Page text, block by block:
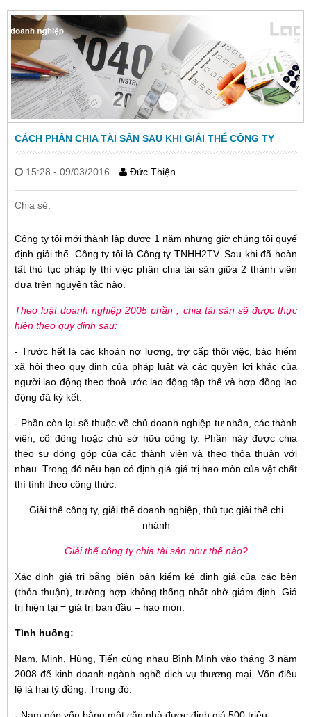
Item 0Item 1Item 2Item 3Item 4Item 5
CÁCH PHÂN CHIA TÀI SẢN SAU KHI GIẢI THỂ CÔNG TY
15:28 - 09/03/2016 Đức Thiện
Chia sẻ:
Công ty tôi mới thành lập được 1 năm nhưng giờ chúng tôi quyế
định giải thể. Công ty tôi là Công ty TNHH2TV. Sau khi đã hoàn
tất thủ tục pháp lý thì việc phân chia tài sản giữa 2 thành viên
dựa trên nguyên tắc nào.
Theo luật doanh nghiệp 2005 phần , chia tài sản sẽ được thực
hiện theo quy định sau:
- Trước hết là các khoản nợ lương, trợ cấp thôi việc, bảo hiểm
xã hội theo quy định của pháp luật và các quyền lợi khác của
người lao động theo thoả ước lao động tập thể và hợp đồng lao
động đã ký kết.
- Phần còn lại sẽ thuộc về chủ doanh nghiệp tư nhân, các thành
viên, cổ đông hoặc chủ sở hữu công ty. Phần này được chia
theo sự đóng góp của các thành viên và theo thỏa thuận với
nhau. Trong đó nếu bạn có định giá giá trị hao mòn của vật chất
thì tính theo công thức:
Giải thể công ty, giải thể doanh nghiệp, thủ tục giải thể chi
nhánh
Giải thể công ty chia tài sản như thế nào?
Xác định giá trị bằng biên bản kiểm kê định giá của các bên
(thỏa thuận), trường hợp không thống nhất nhờ giám định. Giá
trị hiện tại = giá trị ban đầu – hao mòn.
Tình huống:
Nam, Minh, Hùng, Tiến cùng nhau Bình Minh vào tháng 3 năm
2008 để kinh doanh ngành nghề dịch vụ thương mại. Vốn điều
lệ là hai tỷ đồng. Trong đó: